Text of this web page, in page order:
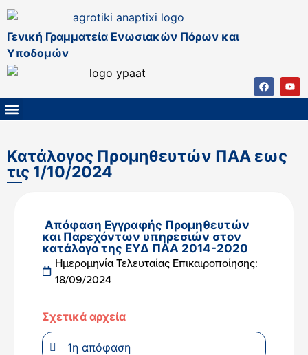
Γενική Γραμματεία Ενωσιακών Πόρων και
Υποδομών
Κατάλογος Προμηθευτών ΠΑΑ εως
τις 1/10/2024
Απόφαση Εγγραφής Προμηθευτών
και Παρεχόντων υπηρεσιών στον
κατάλογο της ΕΥΔ ΠΑΑ 2014-2020
Ημερομηνία Τελευταίας Επικαιροποίησης:
18/09/2024
Σχετικά αρχεία
1η απόφαση